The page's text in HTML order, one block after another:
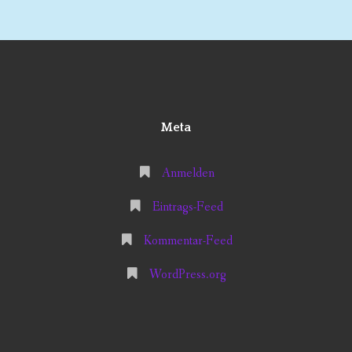
Meta
Anmelden
Eintrags-Feed
Kommentar-Feed
WordPress.org